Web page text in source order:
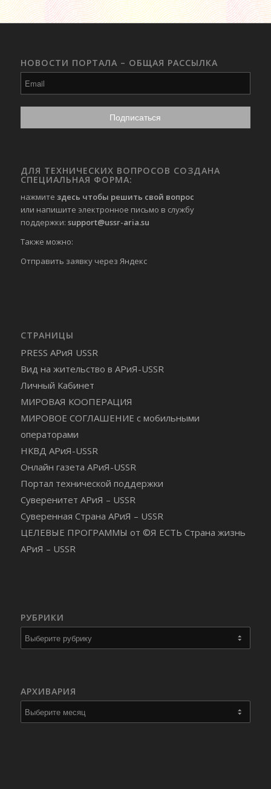
НОВОСТИ ПОРТАЛА – ОБЩАЯ РАССЫЛКА
ДЛЯ ТЕХНИЧЕСКИХ ВОПРОСОВ СОЗДАНА
СПЕЦИАЛЬНАЯ ФОРМА:
нажмите здесь чтобы решить свой вопрос
или напишите электронное письмо в службу
поддержки: support@ussr-aria.su
Также можно:
Отправить заявку через Яндекс
СТРАНИЦЫ
PRESS АРиЯ USSR
Вид на жительство в АРиЯ-USSR
Личный Кабинет
МИРОВАЯ КООПЕРАЦИЯ
МИРОВОЕ СОГЛАШЕНИЕ с мобильными
операторами
НКВД АРиЯ-USSR
Онлайн газета АРиЯ-USSR
Портал технической поддержки
Суверенитет АРиЯ – USSR
Суверенная Страна АРиЯ – USSR
ЦЕЛЕВЫЕ ПРОГРАММЫ от ©Я ЕСТЬ Страна жизнь
АРиЯ – USSR
РУБРИКИ
АРХИВАРИЯ